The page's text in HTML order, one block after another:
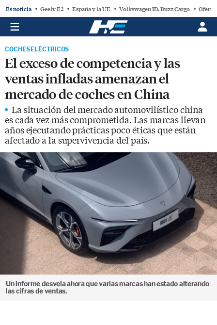
Es noticia Geely E2 España y la UE Volkswagen ID. Buzz Cargo
COCHES ELÉCTRICOS
El exceso de competencia y las
ventas infladas amenazan el
mercado de coches en China
La situación del mercado automovilístico china
es cada vez más comprometida. Las marcas llevan
años ejecutando prácticas poco éticas que están
afectado a la supervivencia del país.
Un informe desvela ahora que varias marcas han estado alterando
las cifras de ventas.